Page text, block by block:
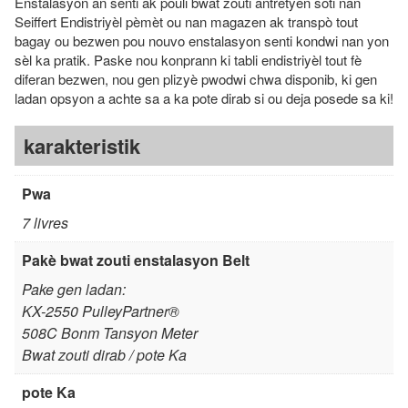
&
Kantite
bwat
zouti
antretyen
Seiffert Endistriyèl pèmèt ou nan magazen ak transpò tout
bagay ou bezwen pou nouvo enstalasyon senti kondwi nan yon
sèl ka pratik. Paske nou konprann ki tabli endistriyèl tout fè
diferan bezwen, nou gen plizyè pwodwi chwa disponib, ki gen
ladan opsyon a achte sa a ka pote dirab si ou deja posede sa ki!
karakteristik
Pwa
7 livres
Pakè bwat zouti enstalasyon Belt
Pake gen ladan:
KX-2550 PulleyPartner®
508C Bonm Tansyon Meter
Bwat zouti dirab / pote Ka
pote Ka